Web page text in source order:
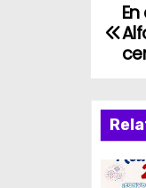
N
e
g